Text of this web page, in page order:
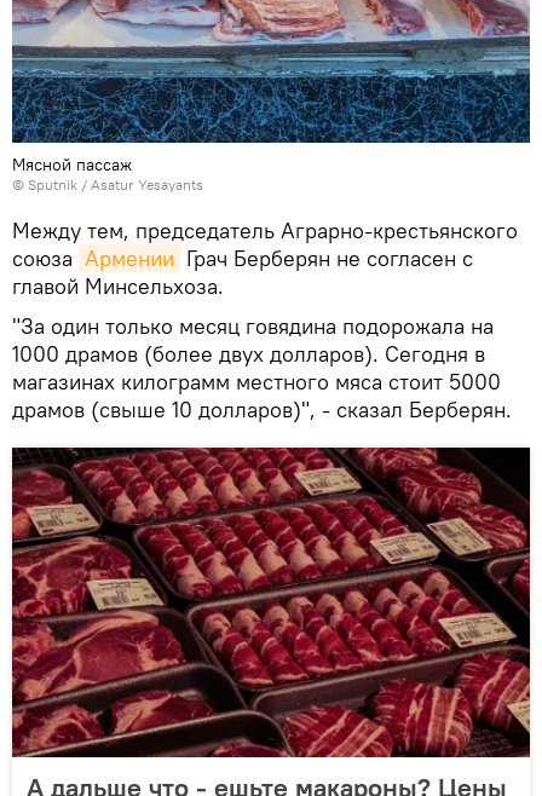
Мясной пассаж
© Sputnik / Asatur Yesayants
Между тем, председатель Аграрно-крестьянского
союза Армении Грач Берберян не согласен с
главой Минсельхоза.
"За один только месяц говядина подорожала на
1000 драмов (более двух долларов). Сегодня в
магазинах килограмм местного мяса стоит 5000
драмов (свыше 10 долларов)", - сказал Берберян.
А дальше что - ешьте макароны? Цены